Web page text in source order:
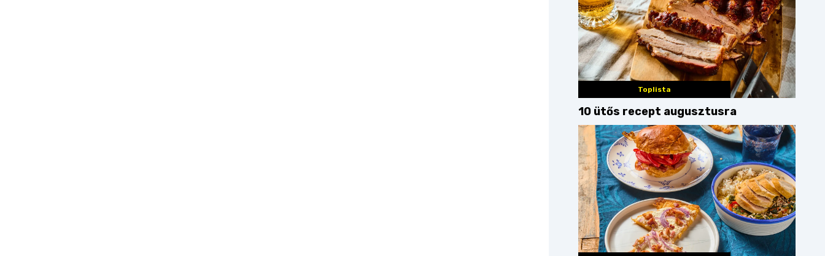
Toplista
10 ütős recept augusztusra